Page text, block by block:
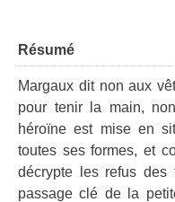
Résumé
Margaux dit non aux
pour tenir la main,
héroïne est mise en
toutes ses formes, et
décrypte les refus des
passage clé de la